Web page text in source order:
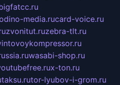
media.rucard-voice.ru
zvonitut.ruzebra-tlt.ru
wasabi-shop.ru
x-ton.ru
taksu.rutor-lyubov-i-grom.ru